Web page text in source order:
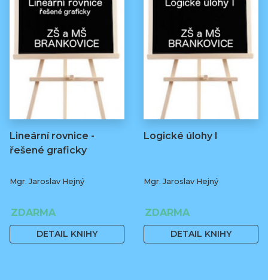
Lineární rovnice -
řešené graficky
Mgr. Jaroslav Hejný
ZDARMA
DETAIL KNIHY
Logické úlohy I
Mgr. Jaroslav Hejný
ZDARMA
DETAIL KNIHY